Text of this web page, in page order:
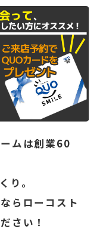
ムは創業60
り。
らローコスト
さい！